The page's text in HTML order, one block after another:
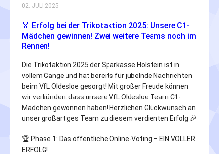
02. JULI 2025
🏅 Erfolg bei der Trikotaktion 2025: Unsere C1-
Mädchen gewinnen! Zwei weitere Teams noch im
Rennen!
Die Trikotaktion 2025 der Sparkasse Holstein ist in
vollem Gange und hat bereits für jubelnde Nachrichten
beim VfL Oldesloe gesorgt! Mit großer Freude können
wir verkünden, dass unsere VfL Oldesloe Team C1-
Mädchen gewonnen haben! Herzlichen Glückwunsch an
unser großartiges Team zu diesem verdienten Erfolg 🎉
🏆 Phase 1: Das öffentliche Online-Voting – EIN VOLLER
ERFOLG!